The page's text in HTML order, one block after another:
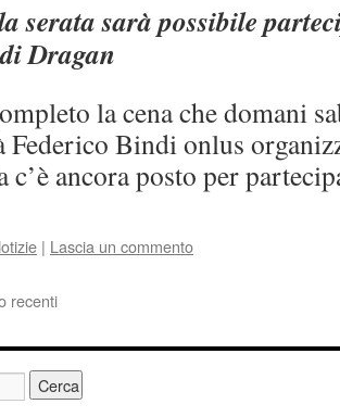
onlus:
accoglierà
dimora
serata sarà possibile
Dragan
la cena che domani
Federico Bindi onlus
c’è ancora posto per
| Lascia un commento
recenti